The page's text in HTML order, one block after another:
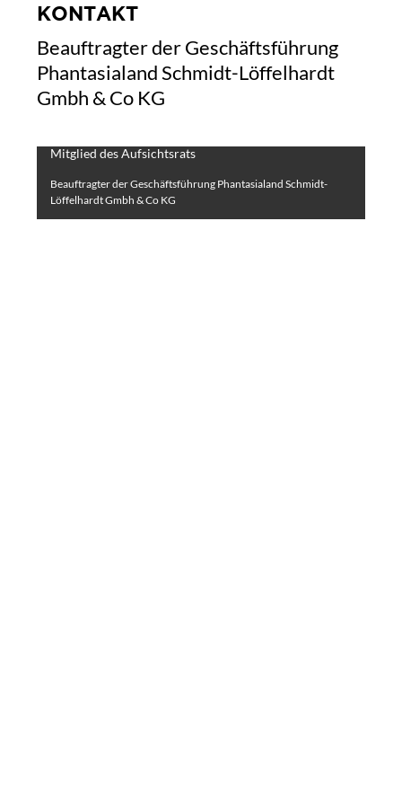
KONTAKT
Beauftragter der Geschäftsführung
Phantasialand Schmidt-Löffelhardt
Gmbh & Co KG
Mitglied des Aufsichtsrats
Beauftragter der Geschäftsführung Phantasialand Schmidt-
Löffelhardt Gmbh & Co KG